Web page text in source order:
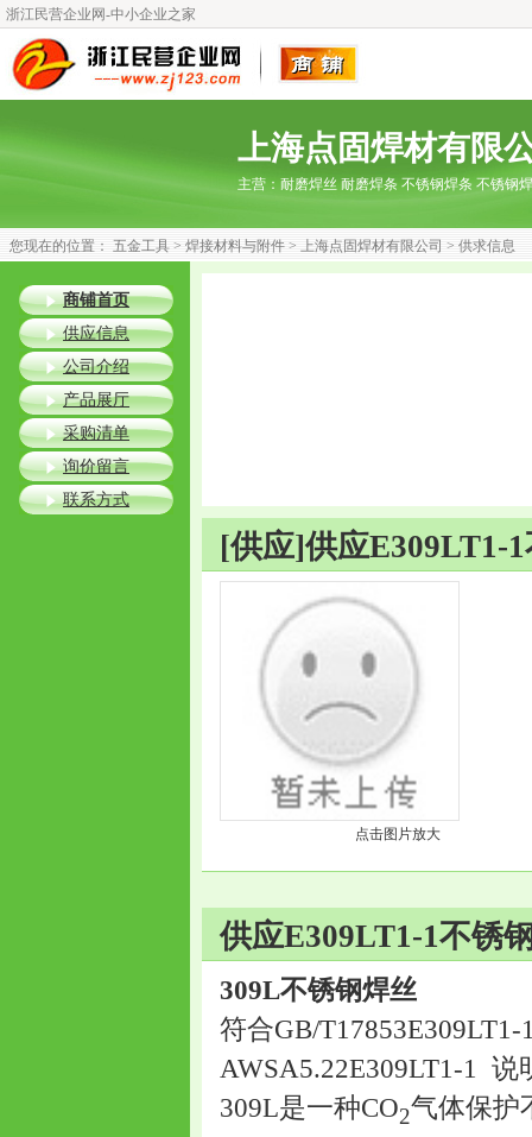
浙江民营企业网-中小企业之家
上海点固焊材有限
主营： 耐磨焊丝 耐磨焊条 不锈钢焊条 不锈钢
您现在的位置： 五金工具 > 焊接材料与附件 > 上海点固焊材有限公司 > 供求信息
[供应]供应E309LT1-
点击图片放大
供应E309LT1-1不锈
309L不锈钢焊丝
符合GB/T17853E309LT1-
AWSA5.22E309LT1-1 说
309L是一种CO2气体保护
商铺首页
供应信息
公司介绍
产品展厅
采购清单
询价留言
联系方式